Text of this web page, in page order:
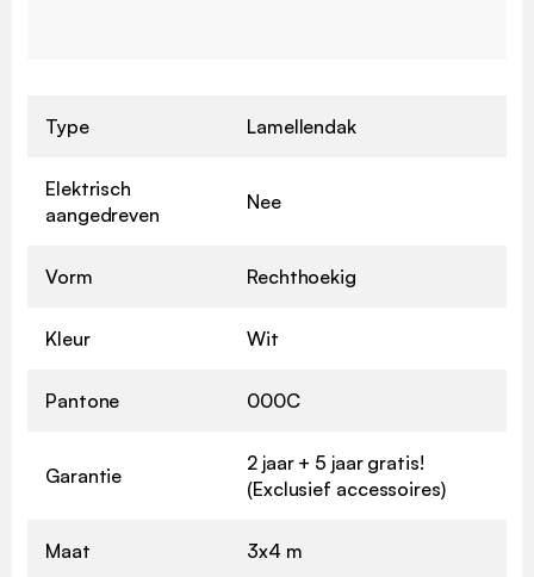
Type Lamellendak
Elektrisch
aangedreven
Nee
Vorm Rechthoekig
Kleur Wit
Pantone 000C
Garantie
2 jaar + 5 jaar gratis!
(Exclusief accessoires)
Maat 3x4 m